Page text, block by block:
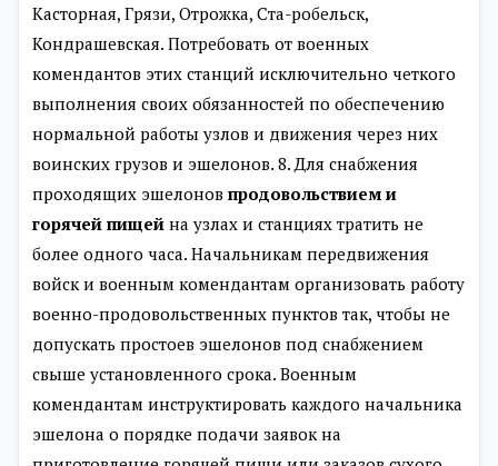
Касторная, Грязи, Отрожка, Ста-робельск,
Кондрашевская. Потребовать от военных
комендантов этих станций исключительно четкого
выполнения своих обязанностей по обеспечению
нормальной работы узлов и движения через них
воинских грузов и эшелонов. 8. Для снабжения
проходящих эшелонов продовольствием и
горячей пищей на узлах и станциях тратить не
более одного часа. Начальникам передвижения
войск и военным комендантам организовать работу
военно-продовольственных пунктов так, чтобы не
допускать простоев эшелонов под снабжением
свыше установленного срока. Военным
комендантам инструктировать каждого начальника
эшелона о порядке подачи заявок на